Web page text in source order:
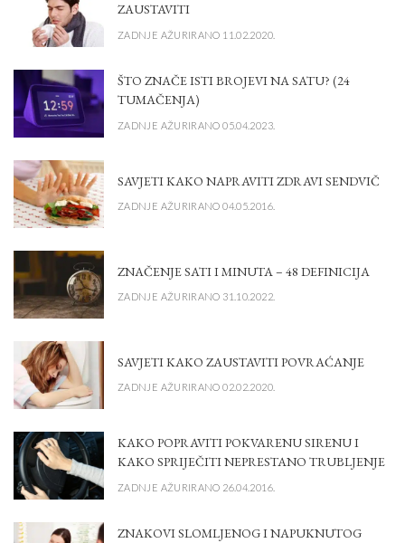
ZAUSTAVITI
ZADNJE AŽURIRANO 11.02.2020.
ŠTO ZNAČE ISTI BROJEVI NA SATU? (24
TUMAČENJA)
ZADNJE AŽURIRANO 05.04.2023.
SAVJETI KAKO NAPRAVITI ZDRAVI SENDVIČ
ZADNJE AŽURIRANO 04.05.2016.
ZNAČENJE SATI I MINUTA – 48 DEFINICIJA
ZADNJE AŽURIRANO 31.10.2022.
SAVJETI KAKO ZAUSTAVITI POVRAĆANJE
ZADNJE AŽURIRANO 02.02.2020.
KAKO POPRAVITI POKVARENU SIRENU I
KAKO SPRIJEČITI NEPRESTANO TRUBLJENJE
ZADNJE AŽURIRANO 26.04.2016.
ZNAKOVI SLOMLJENOG I NAPUKNUTOG